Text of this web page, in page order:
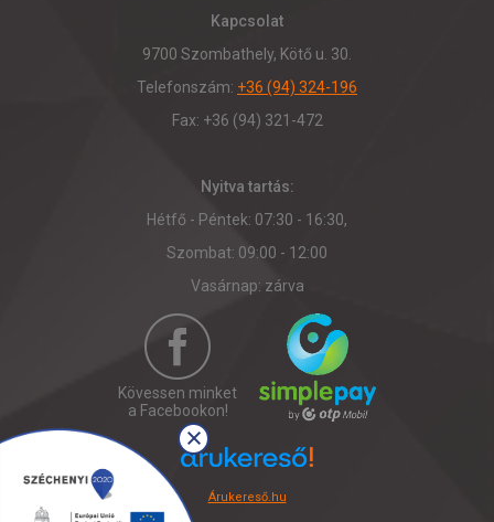
Kapcsolat
9700 Szombathely, Kötő u. 30.
Telefonszám: +36 (94) 324-196
Fax: +36 (94) 321-472
Nyitva tartás:
Hétfő - Péntek: 07:30 - 16:30,
Szombat: 09:00 - 12:00
Vasárnap: zárva
Kövessen minket
a Facebookon!
Árukereső.hu